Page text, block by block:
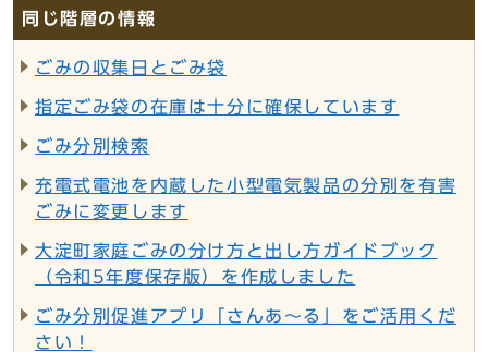
同じ階層の情報
ごみの収集日とごみ袋
指定ごみ袋の在庫は十分に確保しています
ごみ分別検索
充電式電池を内蔵した小型電気製品の分別を有害
ごみに変更します
大淀町家庭ごみの分け方と出し方ガイドブック
（令和5年度保存版）を作成しました
ごみ分別促進アプリ「さんあ～る」をご活用くだ
さい！